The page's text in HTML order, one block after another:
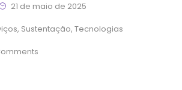
21 de maio de 2025
, Sustentação, Tecnologias